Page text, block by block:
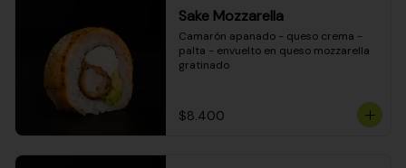
Sake Mozzarella
Camarón apanado - queso crema -
palta - envuelto en queso mozzarella
gratinado
$8.400